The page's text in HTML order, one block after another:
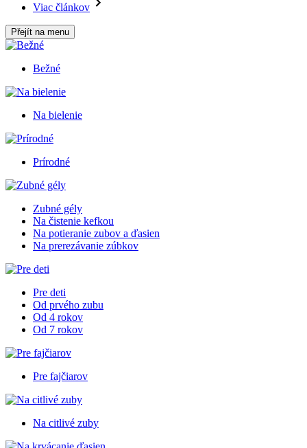
Viac článkov
Přejít na menu
Bežné
Na bielenie
Prírodné
Zubné gély
Na čistenie kefkou
Na potieranie zubov a ďasien
Na prerezávanie zúbkov
Pre deti
Od prvého zubu
Od 4 rokov
Od 7 rokov
Pre fajčiarov
Na citlivé zuby